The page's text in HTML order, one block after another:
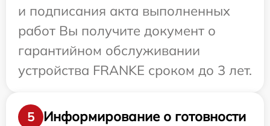
и подписания акта выполненных
работ Вы получите документ о
гарантийном обслуживании
устройства FRANKE сроком до 3 лет.
5
Информирование о готовности